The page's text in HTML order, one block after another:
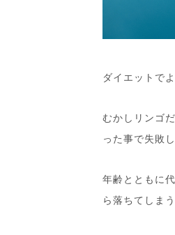
ダイエットで
むかしリンゴ
った事で失敗
年齢とともに
ら落ちてしま